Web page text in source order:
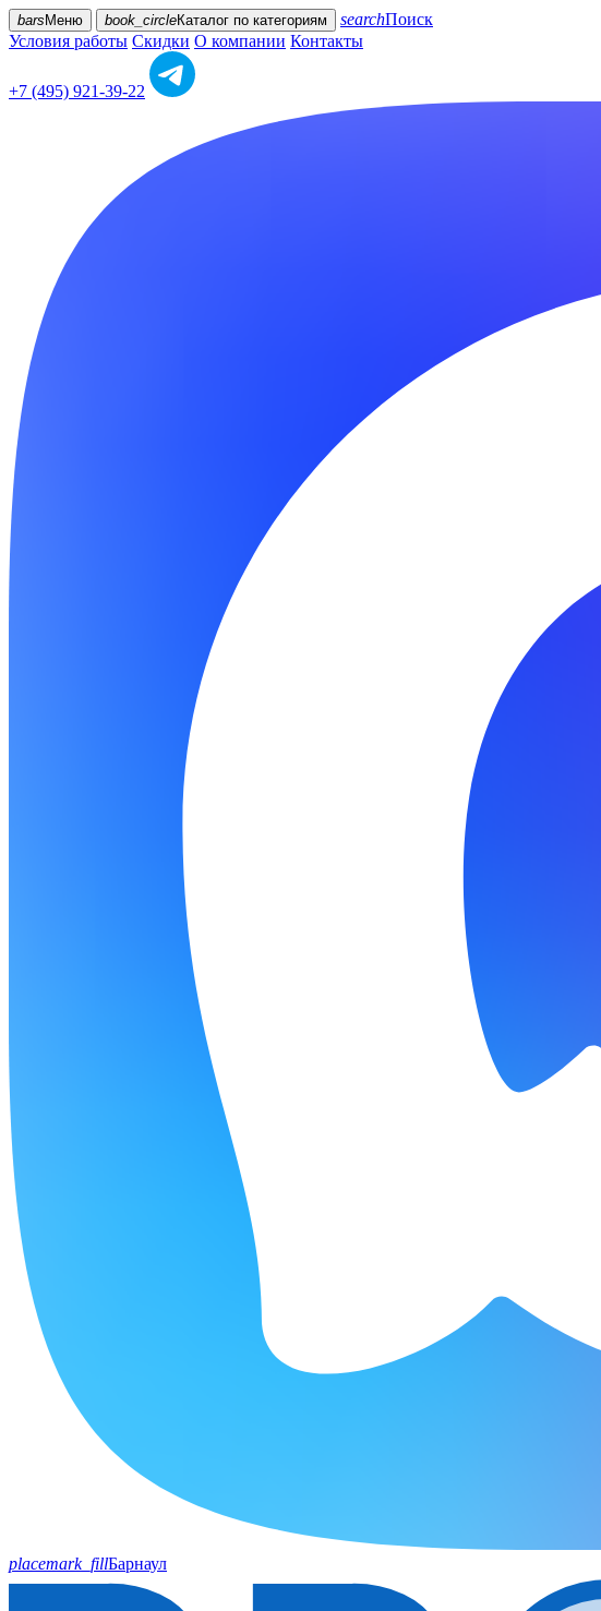
bars Меню book_circleКаталог по категориям searchПоиск
Условия работы Скидки О компании Контакты
+7 (495) 921-39-22
placemark_fillБарнаул